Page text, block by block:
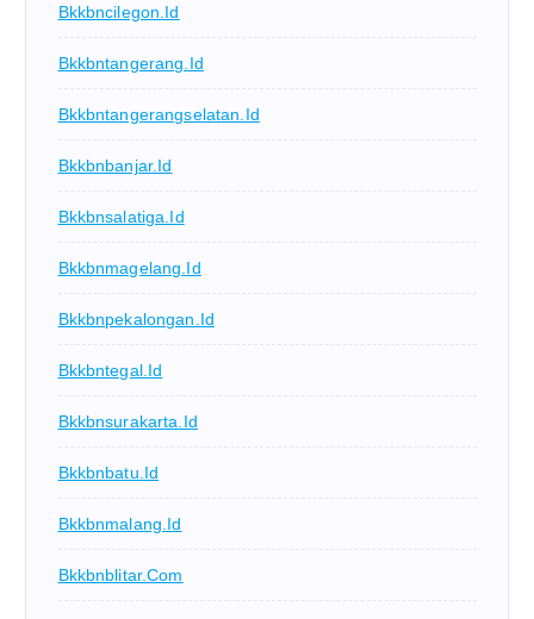
Bkkbncilegon.id
Bkkbntangerang.id
Bkkbntangerangselatan.id
Bkkbnbanjar.id
Bkkbnsalatiga.id
Bkkbnmagelang.id
Bkkbnpekalongan.id
Bkkbntegal.id
Bkkbnsurakarta.id
Bkkbnbatu.id
Bkkbnmalang.id
Bkkbnblitar.com